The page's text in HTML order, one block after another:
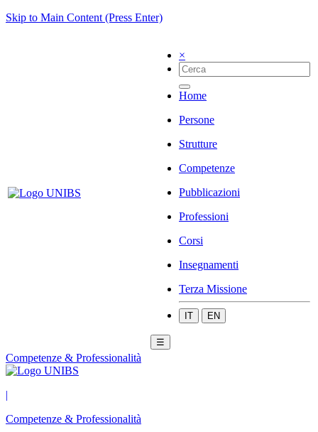
Skip to Main Content (Press Enter)
×
Home
Persone
Strutture
Competenze
Pubblicazioni
Professioni
Corsi
Insegnamenti
Terza Missione
IT EN
☰
Competenze & Professionalità
|
Competenze & Professionalità